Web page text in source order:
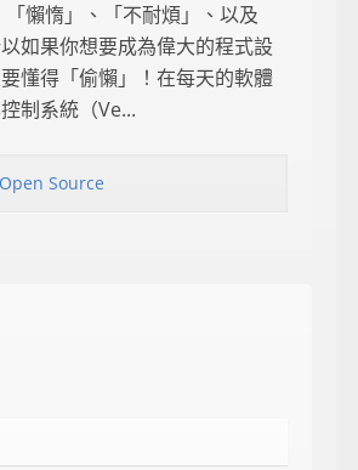
「懶惰」、「不耐煩」、以及
以如果你想要成為偉大的程式設
懂得「偷懶」！在每天的軟體
制系統（Ve...
Open Source